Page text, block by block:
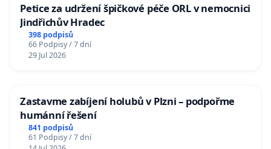
Petice za udržení špičkové péče ORL v nemocnici
Jindřichův Hradec
398 podpisů
66 Podpisy / 7 dní
29 Jul 2026
Zastavme zabíjení holubů v Plzni – podpořme
humánní řešení
841 podpisů
61 Podpisy / 7 dní